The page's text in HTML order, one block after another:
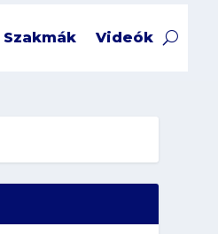
Szakmák Videók